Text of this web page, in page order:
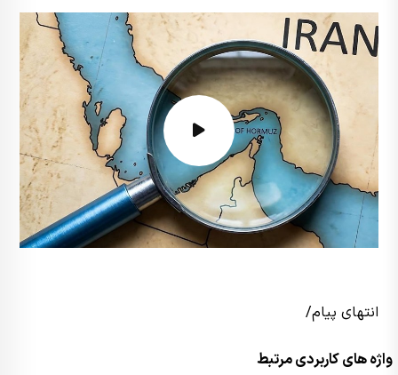
انتهای پیام/
واژه های کاربردی مرتبط